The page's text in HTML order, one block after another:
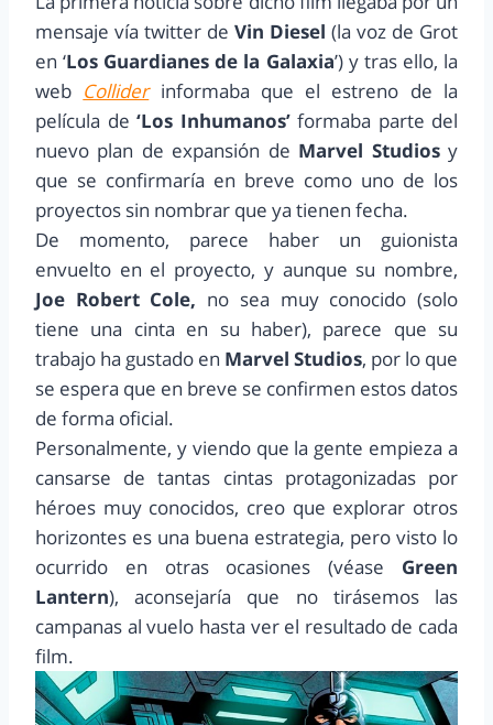
mensaje vía twitter de Vin Diesel (la voz de Grot
en ‘Los Guardianes de la Galaxia’) y tras ello, la
web Colliderinformaba que el estreno de la
película de ‘Los Inhumanos’ formaba parte del
nuevo plan de expansión de Marvel Studiosy
que se confirmaría en breve como uno de los
proyectos sin nombrar que ya tienen fecha.
De momento, parece haber un guionista
envuelto en el proyecto, y aunque su nombre,
Joe Robert Cole, no sea muy conocido (solo
tiene una cinta en su haber), parece que su
trabajo ha gustado en Marvel Studios, por lo que
se espera que en breve se confirmen estos datos
de forma oficial.
Personalmente, y viendo que la gente empieza a
cansarse de tantas cintas protagonizadas por
héroes muy conocidos, creo que explorar otros
horizontes es una buena estrategia, pero visto lo
ocurrido en otras ocasiones (véase Green
Lantern), aconsejaría que no tirásemos las
campanas al vuelo hasta ver el resultado de cada
film.